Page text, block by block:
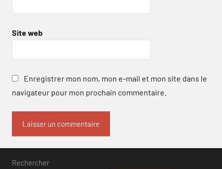
Site web
Enregistrer mon nom, mon e-mail et mon site dans le
navigateur pour mon prochain commentaire.
Rechercher